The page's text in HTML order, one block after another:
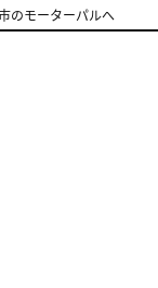
のモーターパルへ